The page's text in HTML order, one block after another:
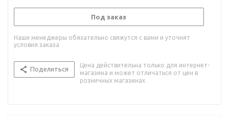
Под заказ
Наши менеджеры обязательно свяжутся с вами и уточнят
условия заказа
Поделиться
Цена действительна только для интернет-
магазина и может отличаться от цен в
розничных магазинах